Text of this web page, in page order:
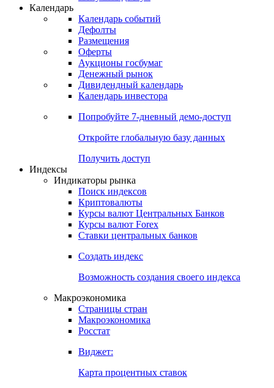
Календарь
Календарь событий
Дефолты
Размещения
Оферты
Аукционы госбумаг
Денежный рынок
Дивидендный календарь
Календарь инвестора
Попробуйте 7-дневный демо-доступ
Откройте глобальную базу данных
Получить доступ
Индексы
Индикаторы рынка
Поиск индексов
Криптовалюты
Курсы валют Центральных Банков
Курсы валют Forex
Ставки центральных банков
Создать индекс
Возможность создания своего индекса
Макроэкономика
Страницы стран
Макроэкономика
Росстат
Виджет:
Карта процентных ставок